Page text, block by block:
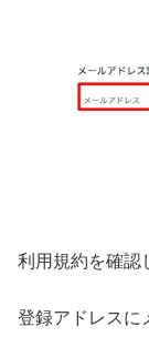
利用規約を確認
登録アドレスに